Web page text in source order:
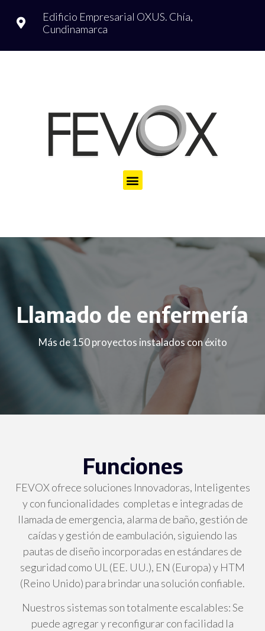
Edificio Empresarial OXUS. Chía,
Cundinamarca
Llamado de enfermería
Más de 150 proyectos instalados con éxito
Funciones
FEVOX ofrece soluciones Innovadoras, Inteligentes
y con funcionalidades completas e integradas de
llamada de emergencia, alarma de baño, gestión de
caídas y gestión de eambulación, siguiendo las
pautas de diseño incorporadas en estándares de
seguridad como UL (EE. UU.), EN (Europa) y HTM
(Reino Unido) para brindar una solución confiable.
Nuestros sistemas son totalmente escalables: Se
puede agregar y reconfigurar con facilidad la